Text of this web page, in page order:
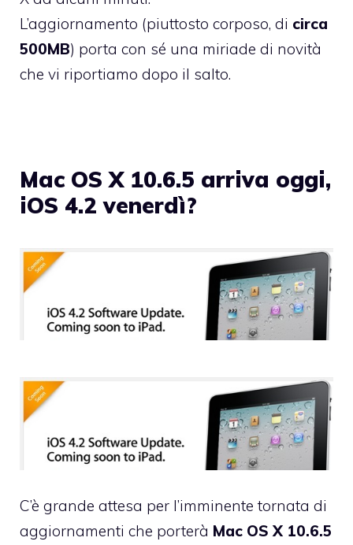
L’aggiornamento (piuttosto corposo, di circa
500MB) porta con sé una miriade di novità
che vi riportiamo dopo il salto.
Mac OS X 10.6.5 arriva oggi,
iOS 4.2 venerdì?
C’è grande attesa per l’imminente tornata di
aggiornamenti che porterà Mac OS X 10.6.5